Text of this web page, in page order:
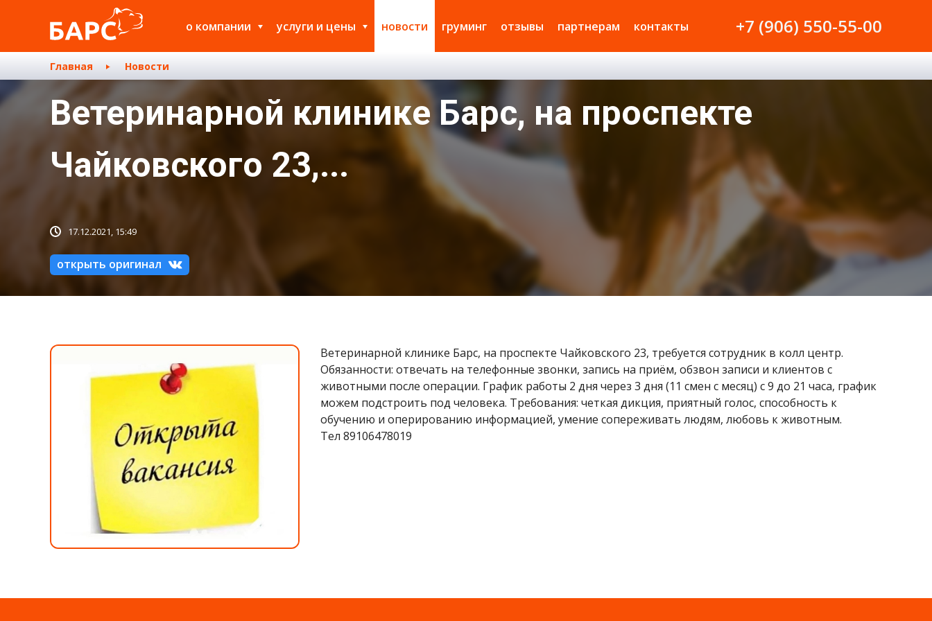
о компании услуги и цены новости груминг отзывы партнерам контакты +7 (906) 550-55-00
Главная Новости
Ветеринарной клинике Барс, на проспекте
Чайковского 23,...
17.12.2021, 15:49
открыть оригинал
Ветеринарной клинике Барс, на проспекте Чайковского 23, требуется сотрудник в колл центр.
Обязанности: отвечать на телефонные звонки, запись на приём, обзвон записи и клиентов с
животными после операции. График работы 2 дня через 3 дня (11 смен с месяц) с 9 до 21 часа, график
можем подстроить под человека. Требования: четкая дикция, приятный голос, способность к
обучению и оперированию информацией, умение сопереживать людям, любовь к животным.
Тел 89106478019